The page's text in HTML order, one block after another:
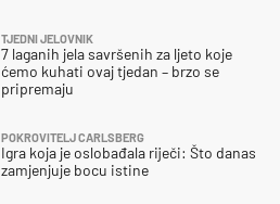
TJEDNI JELOVNIK
7 laganih jela savršenih za ljeto koje
ćemo kuhati ovaj tjedan – brzo se
pripremaju
POKROVITELJ CARLSBERG
Igra koja je oslobađala riječi: Što danas
zamjenjuje bocu istine